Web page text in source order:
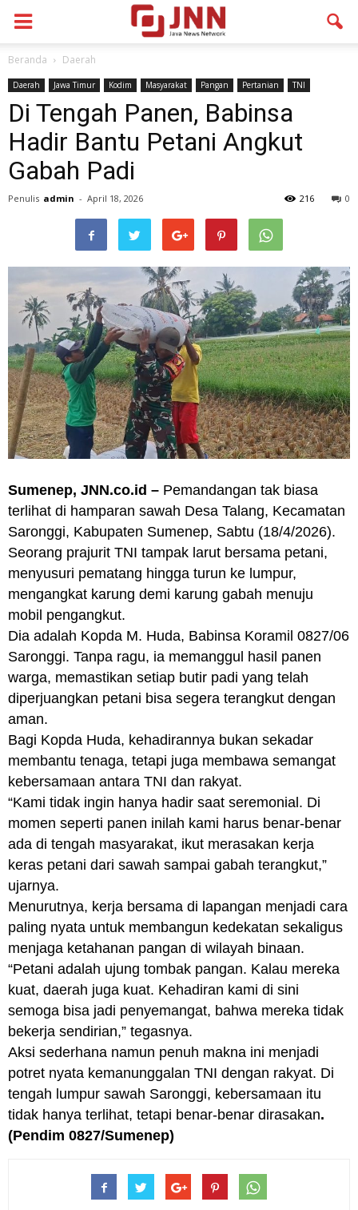
Beranda Daerah
Daerah Jawa Timur Kodim Masyarakat Pangan Pertanian TNI
Di Tengah Panen, Babinsa
Hadir Bantu Petani Angkut
Gabah Padi
Penulis admin - April 18, 2026 0
216
Sumenep, JNN.co.id – Pemandangan tak biasa
terlihat di hamparan sawah Desa Talang, Kecamatan
Saronggi, Kabupaten Sumenep, Sabtu (18/4/2026).
Seorang prajurit TNI tampak larut bersama petani,
menyusuri pematang hingga turun ke lumpur,
mengangkat karung demi karung gabah menuju
mobil pengangkut.
Dia adalah Kopda M. Huda, Babinsa Koramil 0827/06
Saronggi. Tanpa ragu, ia memanggul hasil panen
warga, memastikan setiap butir padi yang telah
diperjuangkan petani bisa segera terangkut dengan
aman.
Bagi Kopda Huda, kehadirannya bukan sekadar
membantu tenaga, tetapi juga membawa semangat
kebersamaan antara TNI dan rakyat.
“Kami tidak ingin hanya hadir saat seremonial. Di
momen seperti panen inilah kami harus benar-benar
ada di tengah masyarakat, ikut merasakan kerja
keras petani dari sawah sampai gabah terangkut,”
ujarnya.
Menurutnya, kerja bersama di lapangan menjadi cara
paling nyata untuk membangun kedekatan sekaligus
menjaga ketahanan pangan di wilayah binaan.
“Petani adalah ujung tombak pangan. Kalau mereka
kuat, daerah juga kuat. Kehadiran kami di sini
semoga bisa jadi penyemangat, bahwa mereka tidak
bekerja sendirian,” tegasnya.
Aksi sederhana namun penuh makna ini menjadi
potret nyata kemanunggalan TNI dengan rakyat. Di
tengah lumpur sawah Saronggi, kebersamaan itu
tidak hanya terlihat, tetapi benar-benar dirasakan.
(Pendim 0827/Sumenep)